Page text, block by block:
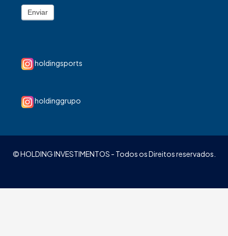
Enviar
holdingsports
holdinggrupo
© HOLDING INVESTIMENTOS - Todos os Direitos reservados.